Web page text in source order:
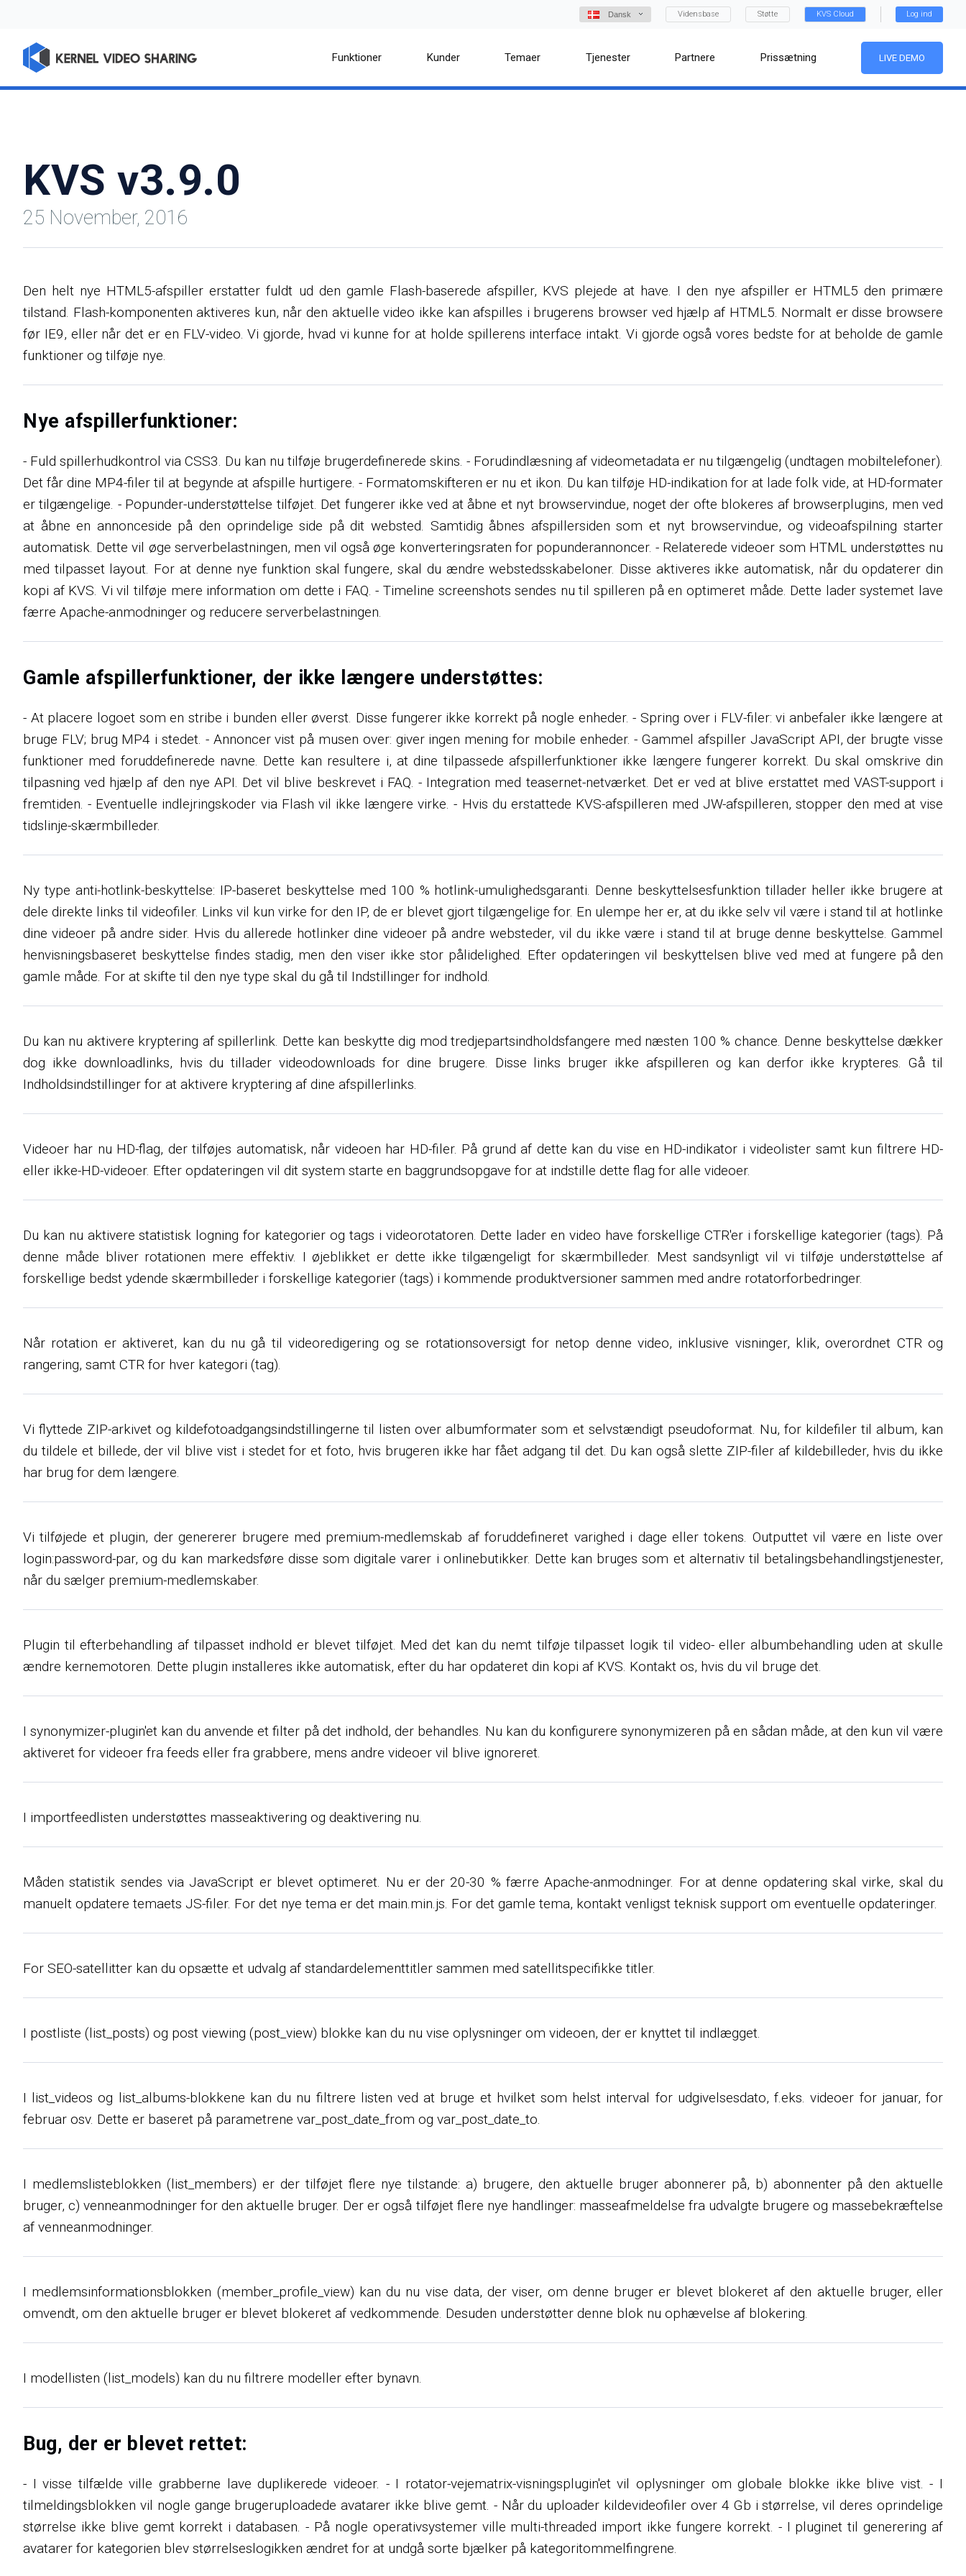
Dansk Vidensbase Støtte KVS Cloud Log ind
Funktioner Kunder Temaer Tjenester Partnere Prissætning LIVE DEMO
KVS v3.9.0
25 November, 2016
Den helt nye HTML5-afspiller erstatter fuldt ud den gamle Flash-baserede afspiller, KVS plejede at have. I den nye afspiller er HTML5 den primære
tilstand. Flash-komponenten aktiveres kun, når den aktuelle video ikke kan afspilles i brugerens browser ved hjælp af HTML5. Normalt er disse browsere
før IE9, eller når det er en FLV-video. Vi gjorde, hvad vi kunne for at holde spillerens interface intakt. Vi gjorde også vores bedste for at beholde de gamle
funktioner og tilføje nye.
Nye afspillerfunktioner:
- Fuld spillerhudkontrol via CSS3. Du kan nu tilføje brugerdefinerede skins. - Forudindlæsning af videometadata er nu tilgængelig (undtagen mobiltelefoner).
Det får dine MP4-filer til at begynde at afspille hurtigere. - Formatomskifteren er nu et ikon. Du kan tilføje HD-indikation for at lade folk vide, at HD-formater
er tilgængelige. - Popunder-understøttelse tilføjet. Det fungerer ikke ved at åbne et nyt browservindue, noget der ofte blokeres af browserplugins, men ved
at åbne en annonceside på den oprindelige side på dit websted. Samtidig åbnes afspillersiden som et nyt browservindue, og videoafspilning starter
automatisk. Dette vil øge serverbelastningen, men vil også øge konverteringsraten for popunderannoncer. - Relaterede videoer som HTML understøttes nu
med tilpasset layout. For at denne nye funktion skal fungere, skal du ændre webstedsskabeloner. Disse aktiveres ikke automatisk, når du opdaterer din
kopi af KVS. Vi vil tilføje mere information om dette i FAQ. - Timeline screenshots sendes nu til spilleren på en optimeret måde. Dette lader systemet lave
færre Apache-anmodninger og reducere serverbelastningen.
Gamle afspillerfunktioner, der ikke længere understøttes:
- At placere logoet som en stribe i bunden eller øverst. Disse fungerer ikke korrekt på nogle enheder. - Spring over i FLV-filer: vi anbefaler ikke længere at
bruge FLV; brug MP4 i stedet. - Annoncer vist på musen over: giver ingen mening for mobile enheder. - Gammel afspiller JavaScript API, der brugte visse
funktioner med foruddefinerede navne. Dette kan resultere i, at dine tilpassede afspillerfunktioner ikke længere fungerer korrekt. Du skal omskrive din
tilpasning ved hjælp af den nye API. Det vil blive beskrevet i FAQ. - Integration med teasernet-netværket. Det er ved at blive erstattet med VAST-support i
fremtiden. - Eventuelle indlejringskoder via Flash vil ikke længere virke. - Hvis du erstattede KVS-afspilleren med JW-afspilleren, stopper den med at vise
tidslinje-skærmbilleder.
Ny type anti-hotlink-beskyttelse: IP-baseret beskyttelse med 100 % hotlink-umulighedsgaranti. Denne beskyttelsesfunktion tillader heller ikke brugere at
dele direkte links til videofiler. Links vil kun virke for den IP, de er blevet gjort tilgængelige for. En ulempe her er, at du ikke selv vil være i stand til at hotlinke
dine videoer på andre sider. Hvis du allerede hotlinker dine videoer på andre websteder, vil du ikke være i stand til at bruge denne beskyttelse. Gammel
henvisningsbaseret beskyttelse findes stadig, men den viser ikke stor pålidelighed. Efter opdateringen vil beskyttelsen blive ved med at fungere på den
gamle måde. For at skifte til den nye type skal du gå til Indstillinger for indhold.
Du kan nu aktivere kryptering af spillerlink. Dette kan beskytte dig mod tredjepartsindholdsfangere med næsten 100 % chance. Denne beskyttelse dækker
dog ikke downloadlinks, hvis du tillader videodownloads for dine brugere. Disse links bruger ikke afspilleren og kan derfor ikke krypteres. Gå til
Indholdsindstillinger for at aktivere kryptering af dine afspillerlinks.
Videoer har nu HD-flag, der tilføjes automatisk, når videoen har HD-filer. På grund af dette kan du vise en HD-indikator i videolister samt kun filtrere HD-
eller ikke-HD-videoer. Efter opdateringen vil dit system starte en baggrundsopgave for at indstille dette flag for alle videoer.
Du kan nu aktivere statistisk logning for kategorier og tags i videorotatoren. Dette lader en video have forskellige CTR'er i forskellige kategorier (tags). På
denne måde bliver rotationen mere effektiv. I øjeblikket er dette ikke tilgængeligt for skærmbilleder. Mest sandsynligt vil vi tilføje understøttelse af
forskellige bedst ydende skærmbilleder i forskellige kategorier (tags) i kommende produktversioner sammen med andre rotatorforbedringer.
Når rotation er aktiveret, kan du nu gå til videoredigering og se rotationsoversigt for netop denne video, inklusive visninger, klik, overordnet CTR og
rangering, samt CTR for hver kategori (tag).
Vi flyttede ZIP-arkivet og kildefotoadgangsindstillingerne til listen over albumformater som et selvstændigt pseudoformat. Nu, for kildefiler til album, kan
du tildele et billede, der vil blive vist i stedet for et foto, hvis brugeren ikke har fået adgang til det. Du kan også slette ZIP-filer af kildebilleder, hvis du ikke
har brug for dem længere.
Vi tilføjede et plugin, der genererer brugere med premium-medlemskab af foruddefineret varighed i dage eller tokens. Outputtet vil være en liste over
login:password-par, og du kan markedsføre disse som digitale varer i onlinebutikker. Dette kan bruges som et alternativ til betalingsbehandlingstjenester,
når du sælger premium-medlemskaber.
Plugin til efterbehandling af tilpasset indhold er blevet tilføjet. Med det kan du nemt tilføje tilpasset logik til video- eller albumbehandling uden at skulle
ændre kernemotoren. Dette plugin installeres ikke automatisk, efter du har opdateret din kopi af KVS. Kontakt os, hvis du vil bruge det.
I synonymizer-plugin'et kan du anvende et filter på det indhold, der behandles. Nu kan du konfigurere synonymizeren på en sådan måde, at den kun vil være
aktiveret for videoer fra feeds eller fra grabbere, mens andre videoer vil blive ignoreret.
I importfeedlisten understøttes masseaktivering og deaktivering nu.
Måden statistik sendes via JavaScript er blevet optimeret. Nu er der 20-30 % færre Apache-anmodninger. For at denne opdatering skal virke, skal du
manuelt opdatere temaets JS-filer. For det nye tema er det main.min.js. For det gamle tema, kontakt venligst teknisk support om eventuelle opdateringer.
For SEO-satellitter kan du opsætte et udvalg af standardelementtitler sammen med satellitspecifikke titler.
I postliste (list_posts) og post viewing (post_view) blokke kan du nu vise oplysninger om videoen, der er knyttet til indlægget.
I list_videos og list_albums-blokkene kan du nu filtrere listen ved at bruge et hvilket som helst interval for udgivelsesdato, f.eks. videoer for januar, for
februar osv. Dette er baseret på parametrene var_post_date_from og var_post_date_to.
I medlemslisteblokken (list_members) er der tilføjet flere nye tilstande: a) brugere, den aktuelle bruger abonnerer på, b) abonnenter på den aktuelle
bruger, c) venneanmodninger for den aktuelle bruger. Der er også tilføjet flere nye handlinger: masseafmeldelse fra udvalgte brugere og massebekræftelse
af venneanmodninger.
I medlemsinformationsblokken (member_profile_view) kan du nu vise data, der viser, om denne bruger er blevet blokeret af den aktuelle bruger, eller
omvendt, om den aktuelle bruger er blevet blokeret af vedkommende. Desuden understøtter denne blok nu ophævelse af blokering.
I modellisten (list_models) kan du nu filtrere modeller efter bynavn.
Bug, der er blevet rettet:
- I visse tilfælde ville grabberne lave duplikerede videoer. - I rotator-vejematrix-visningsplugin'et vil oplysninger om globale blokke ikke blive vist. - I
tilmeldingsblokken vil nogle gange brugeruploadede avatarer ikke blive gemt. - Når du uploader kildevideofiler over 4 Gb i størrelse, vil deres oprindelige
størrelse ikke blive gemt korrekt i databasen. - På nogle operativsystemer ville multi-threaded import ikke fungere korrekt. - I pluginet til generering af
avatarer for kategorien blev størrelseslogikken ændret for at undgå sorte bjælker på kategoritommelfingrene.